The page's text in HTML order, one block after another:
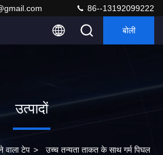
86--13192099222
बोली
उत्पादों
वाला टेप > उच्च तन्यता ताकत के साथ गर्म पिघल